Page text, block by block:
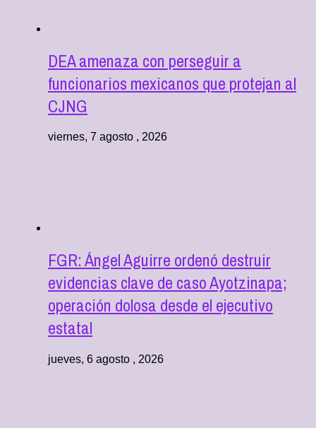
DEA amenaza con perseguir a
funcionarios mexicanos que protejan al
CJNG
viernes, 7 agosto , 2026
FGR: Ángel Aguirre ordenó destruir
evidencias clave de caso Ayotzinapa;
operación dolosa desde el ejecutivo
estatal
jueves, 6 agosto , 2026